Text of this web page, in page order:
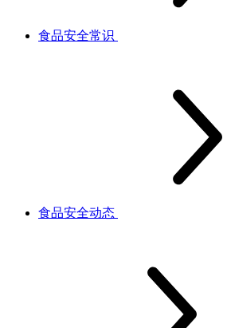
食品安全常识
食品安全动态